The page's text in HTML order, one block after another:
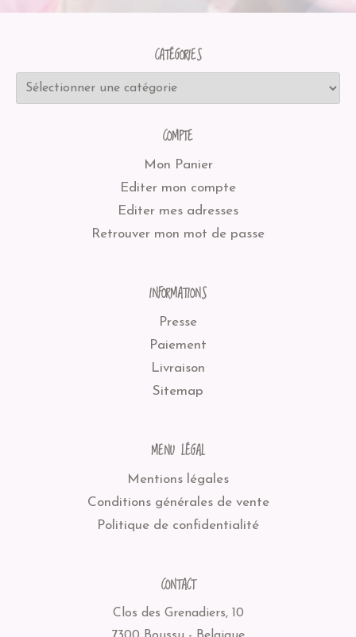
CATÉGORIES
COMPTE
Mon Panier
Editer mon compte
Editer mes adresses
Retrouver mon mot de passe
INFORMATIONS
Presse
Paiement
Livraison
Sitemap
MENU LÉGAL
Mentions légales
Conditions générales de vente
Politique de confidentialité
CONTACT
Clos des Grenadiers, 10